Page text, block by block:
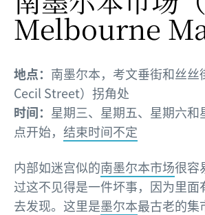
Melbourne
地点： 南墨尔本，考文垂街和丝
Cecil Street）拐角处
时间： 星期三、星期五、星期六和
点开始， 结束时间不定
内部如迷宫似的南墨尔本市场很容
过这不见得是一件坏事，因为里面
去发现。这里是墨尔本最古老的集